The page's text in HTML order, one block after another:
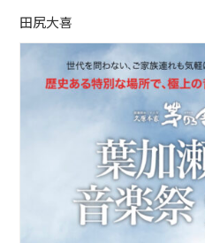
田尻大喜